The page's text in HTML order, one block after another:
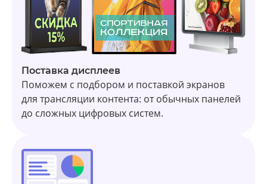
Поставка дисплеев
Поможем с подбором и поставкой экранов
для трансляции контента: от обычных панелей
до сложных цифровых систем.